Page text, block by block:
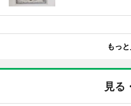
もっ
見る